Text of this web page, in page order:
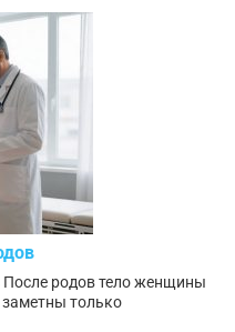
После родов тело женщины
заметны только